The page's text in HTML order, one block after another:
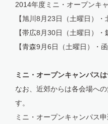
2014年度ミニ・オープンキ
【旭川8月23日（土曜日）・
【帯広8月30日（土曜日）・
【青森9月6日（土曜日）・
ミニ・オープンキャンパスは
なお、近郊からは各会場へ
す。
ミニ・オープンキャンパス